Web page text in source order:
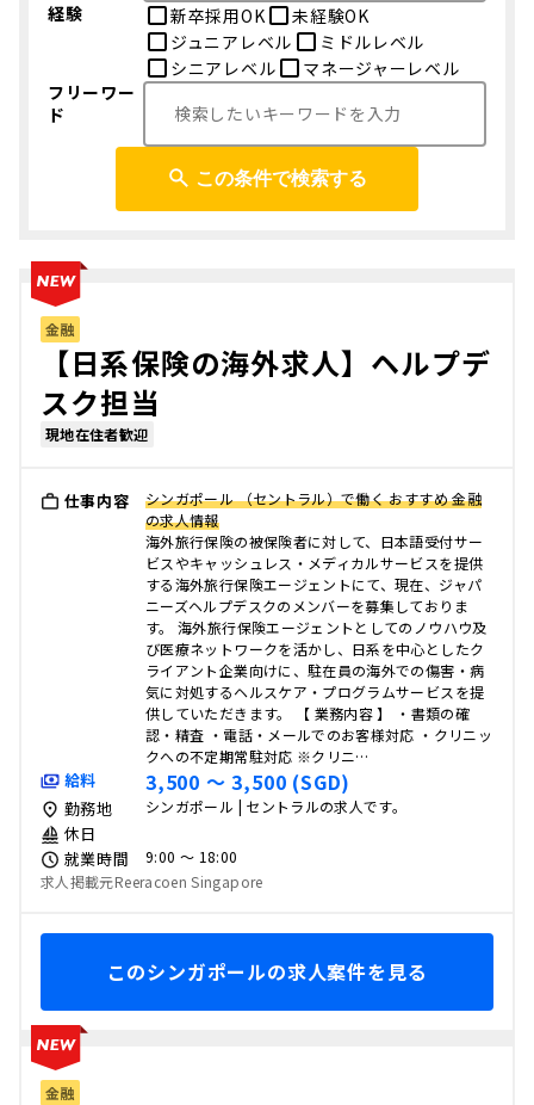
経験
新卒採用OK
未経験OK
ジュニアレベル
ミドルレベル
シニアレベル
マネージャーレベル
フリーワー
ド
この条件で検索する
金融
【日系保険の海外求人】ヘルプデ
スク担当
現地在住者歓迎
仕事内容
シンガポール （セントラル）で働く おすすめ 金融
の求人情報
海外旅行保険の被保険者に対して、日本語受付サー
ビスやキャッシュレス・メディカルサービスを提供
する海外旅行保険エージェントにて、現在、ジャパ
ニーズヘルプデスクのメンバーを募集しておりま
す。 海外旅行保険エージェントとしてのノウハウ及
び医療ネットワークを活かし、日系を中心としたク
ライアント企業向けに、駐在員の海外での傷害・病
気に対処するヘルスケア・プログラムサービスを提
供していただきます。 【 業務内容 】 ・書類の確
認・精査 ・電話・メールでのお客様対応 ・クリニッ
クへの不定期常駐対応 ※クリニ…
給料 3,500 〜 3,500 (SGD)
勤務地 シンガポール | セントラルの求人です。
休日
就業時間
9:00 〜 18:00
求人掲載元Reeracoen Singapore
このシンガポールの求人案件を見る
金融